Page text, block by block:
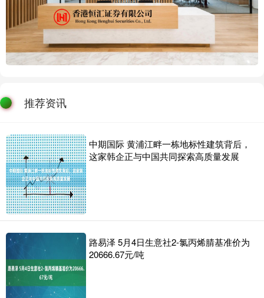
推荐资讯
中期国际 黄浦江畔一栋地标性建筑背后，
这家韩企正与中国共同探索高质量发展
路易泽 5月4日生意社2-氯丙烯腈基准价为
20666.67元/吨